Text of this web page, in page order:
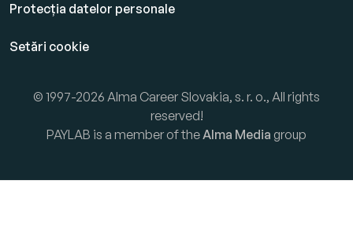
Protecția datelor personale
Setări cookie
© 1997-2026 Alma Career Slovakia, s. r. o., All rights
reserved!
PAYLAB is a member of theAlma Media group